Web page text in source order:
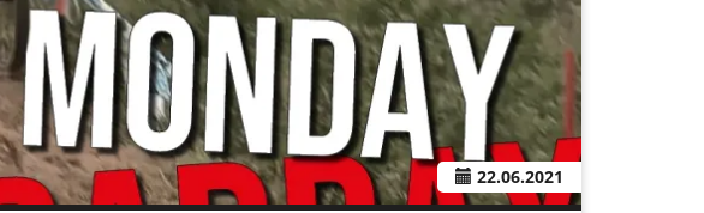
22.06.2021